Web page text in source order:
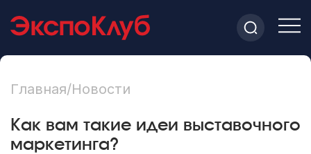
Главная/Новости
Как вам такие идеи выставочного
маркетинга?